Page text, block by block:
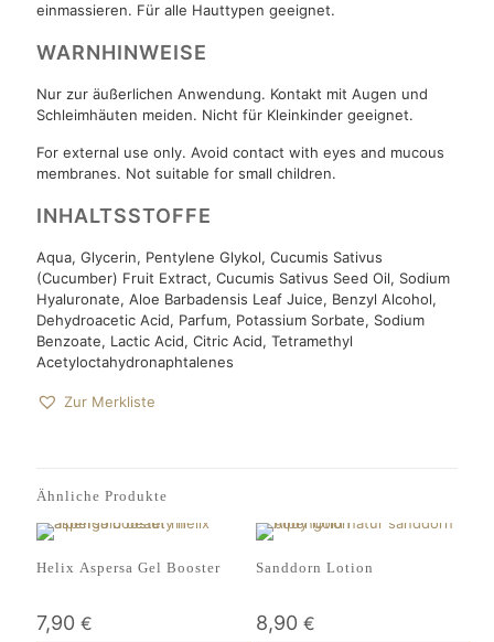
einmassieren. Für alle Hauttypen geeignet.
WARNHINWEISE
Nur zur äußerlichen Anwendung. Kontakt mit Augen und
Schleimhäuten meiden. Nicht für Kleinkinder geeignet.
For external use only. Avoid contact with eyes and mucous
membranes. Not suitable for small children.
INHALTSSTOFFE
Aqua, Glycerin, Pentylene Glykol, Cucumis Sativus
(Cucumber) Fruit Extract, Cucumis Sativus Seed Oil, Sodium
Hyaluronate, Aloe Barbadensis Leaf Juice, Benzyl Alcohol,
Dehydroacetic Acid, Parfum, Potassium Sorbate, Sodium
Benzoate, Lactic Acid, Citric Acid, Tetramethyl
Acetyloctahydronaphtalenes
Zur Merkliste
Ähnliche Produkte
Helix Aspersa Gel Booster
7,90 €
Sanddorn Lotion
8,90 €